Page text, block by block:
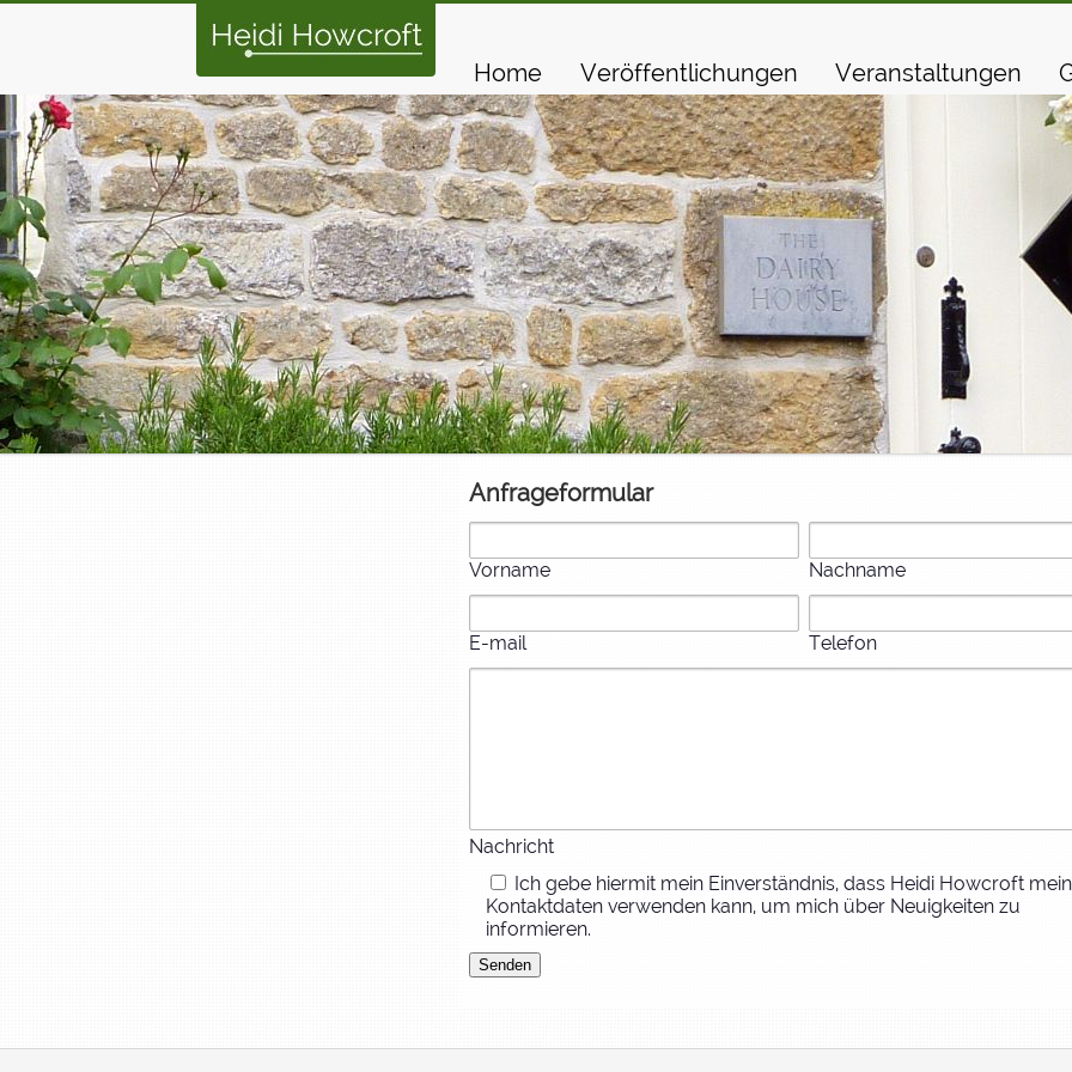
Veranstaltungen
Veröffentlichungen
Home
Anfrageformular
Vorname Nachname
E-mail Telefon
Nachricht
Ich gebe hiermit mein Einverständnis, dass Heidi Howcroft
Kontaktdaten verwenden kann, um mich über Neuigkeiten zu
informieren.